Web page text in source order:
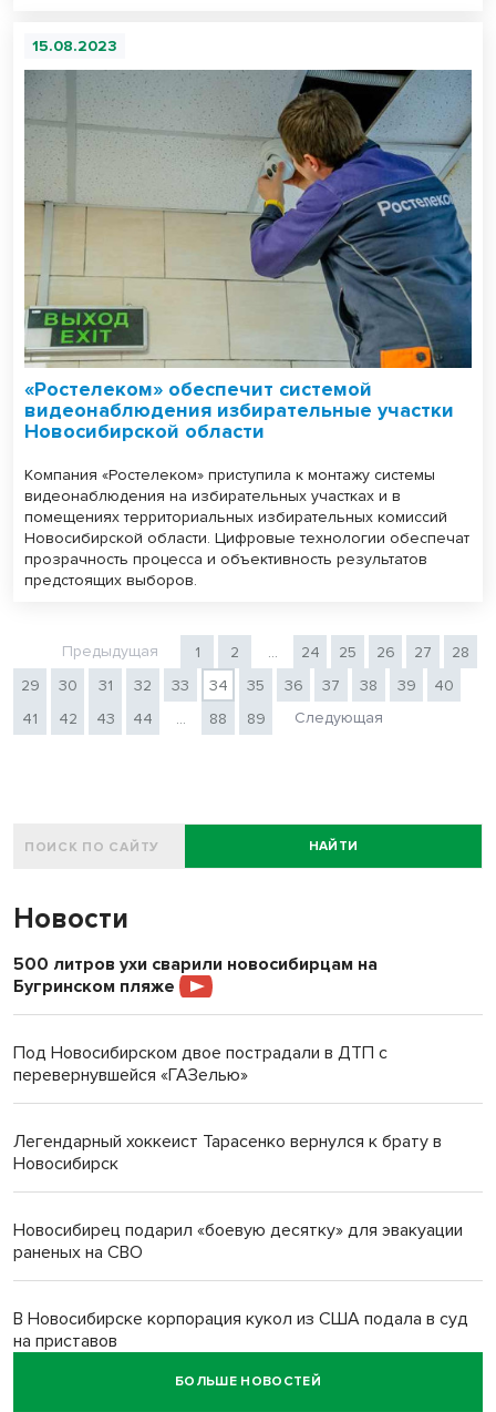
15.08.2023
«Ростелеком» обеспечит системой
видеонаблюдения избирательные участки
Новосибирской области
Компания «Ростелеком» приступила к монтажу системы
видеонаблюдения на избирательных участках и в
помещениях территориальных избирательных комиссий
Новосибирской области. Цифровые технологии обеспечат
прозрачность процесса и объективность результатов
предстоящих выборов.
Предыдущая 1 2 ... 24 25 26 27
28
29
30 31 32 33 34 35 36 37 38 39
40
41
42 43 44 ... 88 89 Следующая
НАЙТИ
Новости
500 литров ухи сварили новосибирцам на
Бугринском пляже
Под Новосибирском двое пострадали в ДТП с
перевернувшейся «ГАЗелью»
Легендарный хоккеист Тарасенко вернулся к брату в
Новосибирск
Новосибирец подарил «боевую десятку» для эвакуации
раненых на СВО
В Новосибирске корпорация кукол из США подала в суд
на приставов
В Новосибирске минздрав объявил бесплатную
БОЛЬШЕ НОВОСТЕЙ